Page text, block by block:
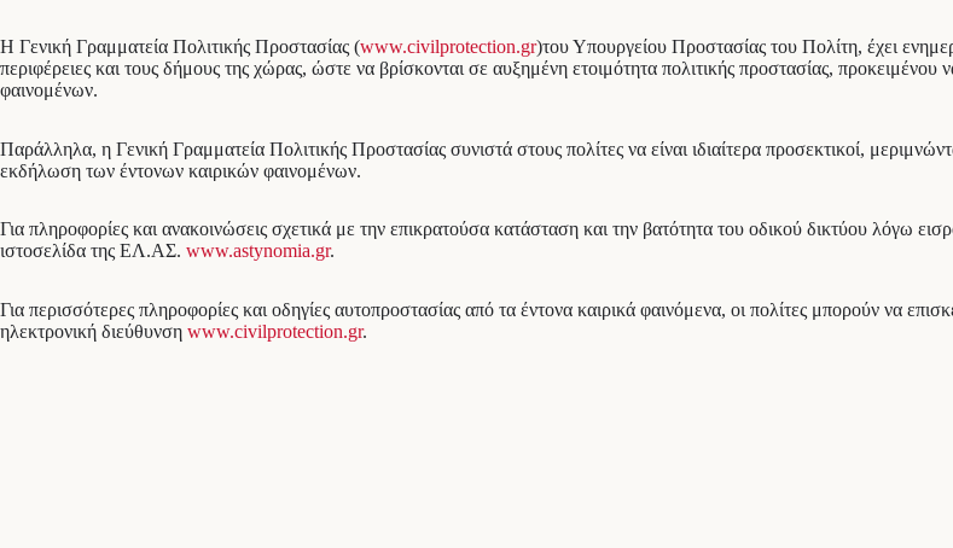
Η Γενική Γραμματεία Πολιτικής Προστασίας (www.civilprotection.gr)του Υπουργείου Προστασίας του Πολίτη, έχει
περιφέρειες και τους δήμους της χώρας, ώστε να βρίσκονται σε αυξημένη ετοιμότητα πολιτικής προστασίας,
φαινομένων.
Παράλληλα, η Γενική Γραμματεία Πολιτικής Προστασίας συνιστά στους πολίτες να είναι ιδιαίτερα προσεκτικοί,
εκδήλωση των έντονων καιρικών φαινομένων.
Για πληροφορίες και ανακοινώσεις σχετικά με την επικρατούσα κατάσταση και την βατότητα του οδικού δικτύου λόγω
ιστοσελίδα της ΕΛ.ΑΣ. www.astynomia.gr.
Για περισσότερες πληροφορίες και οδηγίες αυτοπροστασίας από τα έντονα καιρικά φαινόμενα, οι πολίτες μπορούν να
ηλεκτρονική διεύθυνση www.civilprotection.gr.